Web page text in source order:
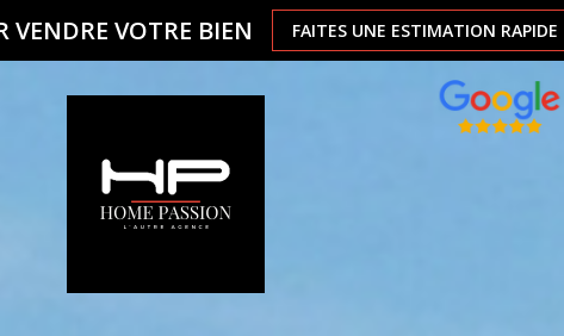
VOTRE BIEN FAITES UNE ESTIMATION RAPIDE